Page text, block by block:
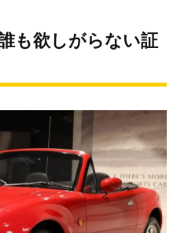
も欲しがらない証